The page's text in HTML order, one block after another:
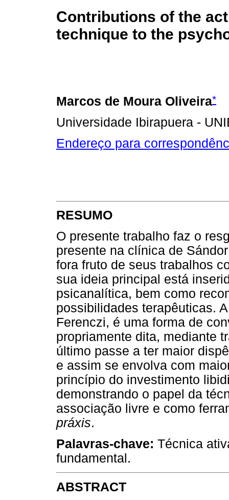
Contributions of the
technique to the
Marcos de Moura Oliveira*
Universidade Ibirapuera -
Endereço para
RESUMO
O presente trabalho faz o
presente na clínica de
fora fruto de seus trabalhos
sua ideia principal está
psicanalítica, bem como
possibilidades terapêuticas.
Ferenczi, é uma forma de
propriamente dita, mediante
último passe a ter maior
e assim se envolva com
princípio do investimento
demonstrando o papel da
associação livre e como
práxis.
Palavras-chave: Técnica
fundamental.
ABSTRACT